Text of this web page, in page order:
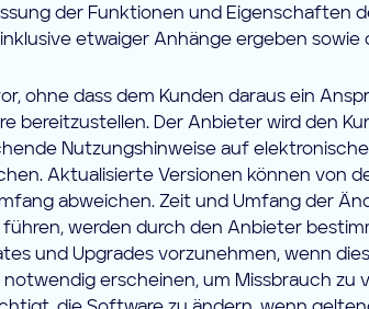
der Funktionen und Eigenschaften
etwaiger Anhänge ergeben sowie
ohne dass dem Kunden daraus ein
bereitzustellen. Der Anbieter wird den
Nutzungshinweise auf
Aktualisierte Versionen können von
abweichen. Zeit und Umfang der
werden durch den Anbieter
und Upgrades vorzunehmen, wenn
erscheinen, um Missbrauch zu